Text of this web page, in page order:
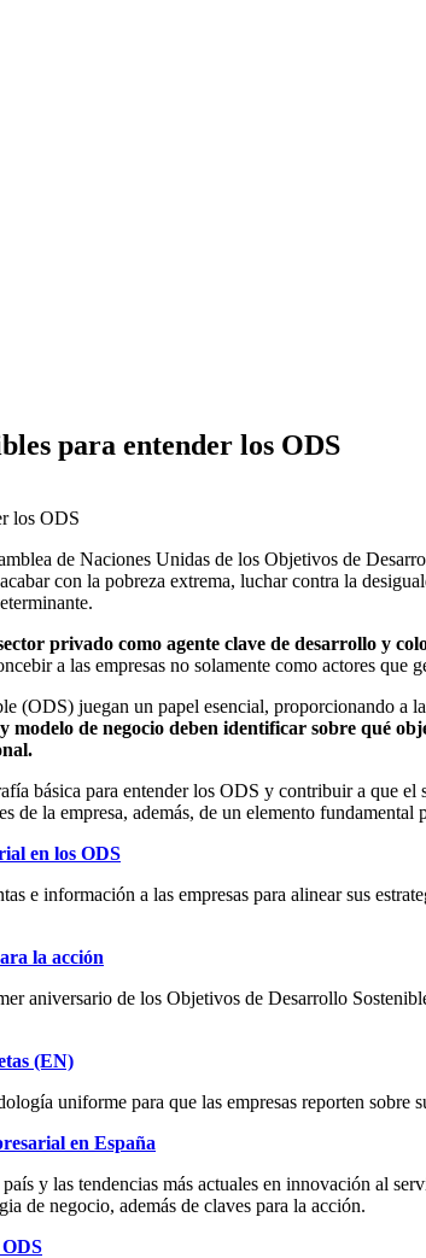
para entender los ODS
de Naciones Unidas de los Objetivos de
con la pobreza extrema, luchar contra la
privado como agente clave de desarrollo y
a las empresas no solamente como actores
(ODS) juegan un papel esencial, proporcionando a
modelo de negocio deben identificar sobre qué
básica para entender los ODS y contribuir a que
de la empresa, además, de un elemento
en los ODS
e información a las empresas para alinear sus
la acción
aniversario de los Objetivos de Desarrollo
(EN)
uniforme para que las empresas reporten
en España
y las tendencias más actuales en innovación al
de negocio, además de claves para la acción.